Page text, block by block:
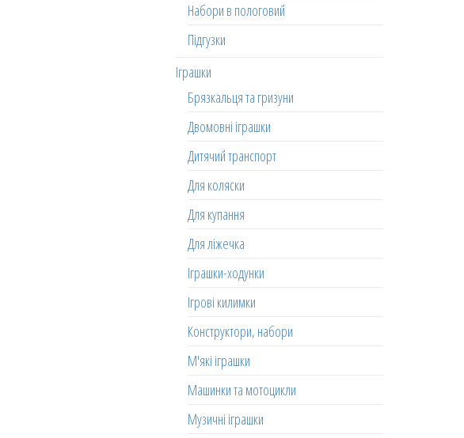
Набори в пологовий
Підгузки
Іграшки
Брязкальця та гризуни
Двомовні іграшки
Дитячий транспорт
Для коляски
Для купання
Для ліжечка
Іграшки-ходунки
Ігрові килимки
Конструктори, набори
М'які іграшки
Машинки та мотоцикли
Музичні іграшки